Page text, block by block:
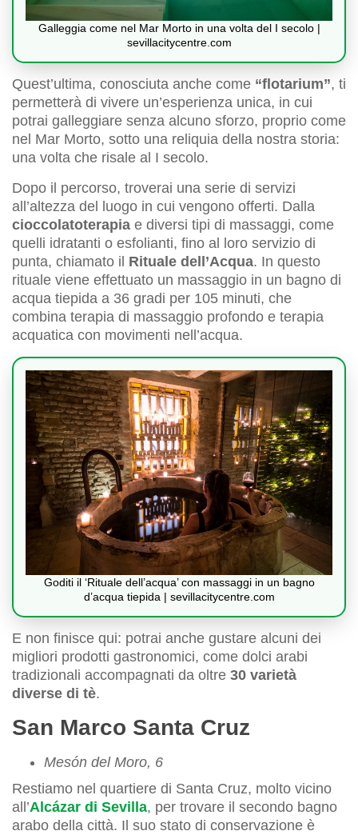
Galleggia come nel Mar Morto in una volta del I secolo |
sevillacitycentre.com
Quest’ultima, conosciuta anche come “flotarium”, ti
permetterà di vivere un’esperienza unica, in cui
potrai galleggiare senza alcuno sforzo, proprio come
nel Mar Morto, sotto una reliquia della nostra storia:
una volta che risale al I secolo.
Dopo il percorso, troverai una serie di servizi
all’altezza del luogo in cui vengono offerti. Dalla
cioccolatoterapia e diversi tipi di massaggi, come
quelli idratanti o esfolianti, fino al loro servizio di
punta, chiamato il Rituale dell’Acqua. In questo
rituale viene effettuato un massaggio in un bagno di
acqua tiepida a 36 gradi per 105 minuti, che
combina terapia di massaggio profondo e terapia
acquatica con movimenti nell’acqua.
Goditi il ‘Rituale dell’acqua’ con massaggi in un bagno
d’acqua tiepida | sevillacitycentre.com
E non finisce qui: potrai anche gustare alcuni dei
migliori prodotti gastronomici, come dolci arabi
tradizionali accompagnati da oltre 30 varietà
diverse di tè.
San Marco Santa Cruz
Mesón del Moro, 6
Restiamo nel quartiere di Santa Cruz, molto vicino
all’Alcázar di Sevilla, per trovare il secondo bagno
arabo della città. Il suo stato di conservazione è